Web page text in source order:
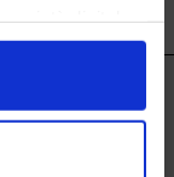
in qualsiasi
facendo clic